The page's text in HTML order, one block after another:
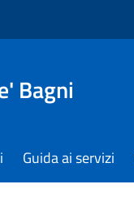
Bagni
Guida ai servizi